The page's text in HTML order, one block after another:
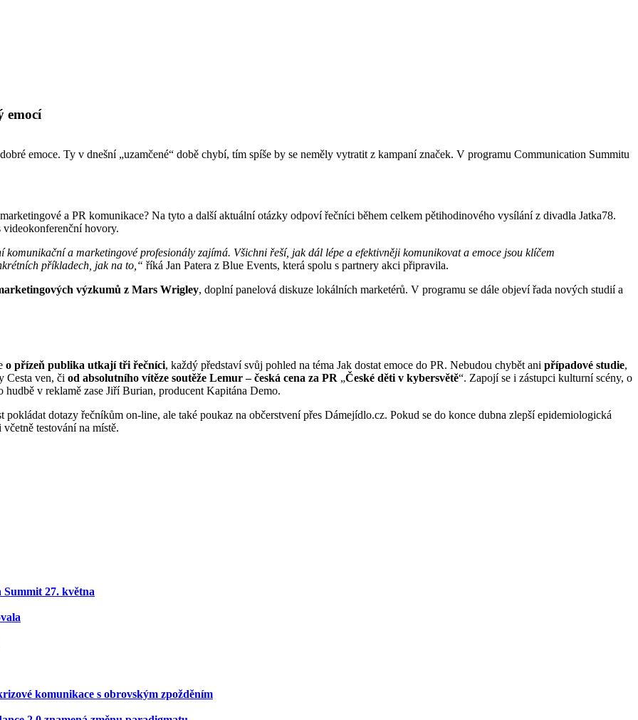
emocí
emoce. Ty v dnešní „uzamčené“ době chybí, tím spíše by se neměly vytratit z kampaní značek. V programu Communication Summitu
a PR komunikace? Na tyto a další aktuální otázky odpoví řečníci během celkem pětihodinového vysílání z divadla Jatka78.
videokonferenční hovory.
a marketingové profesionály zajímá. Všichni řeší, jak dál lépe a efektivněji komunikovat a emoce jsou klíčem
příkladech, jak na to,“ říká Jan Patera z Blue Events, která spolu s partnery akci připravila.
výzkumů z Mars Wrigley, doplní panelová diskuze lokálních marketérů. V programu se dále objeví řada nových studií a
o přízeň publika utkají tři řečníci, každý představí svůj pohled na téma Jak dostat emoce do PR. Nebudou chybět ani případové studie,
Cesta ven, či od absolutního vítěze soutěže Lemur – česká cena za PR „České děti v kybersvětě“. Zapojí se i zástupci kulturní scény, o
v reklamě zase Jiří Burian, producent Kapitána Demo.
dotazy řečníkům on-line, ale také poukaz na občerstvení přes Dámejídlo.cz. Pokud se do konce dubna zlepší epidemiologická
testování na místě.
27. května
komunikace s obrovským zpožděním